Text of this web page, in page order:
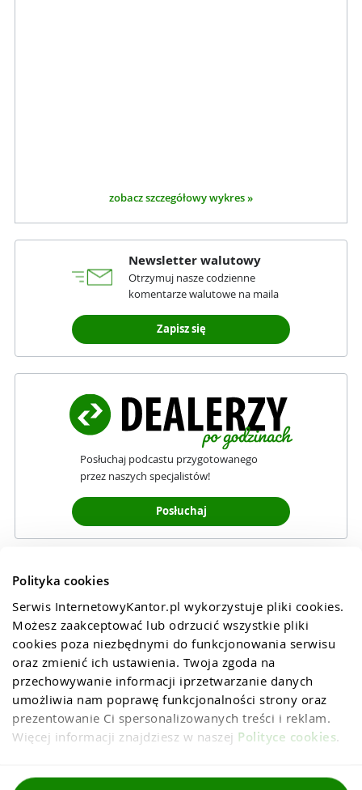
Polityka cookies
Serwis InternetowyKantor.pl wykorzystuje pliki cookies.
Możesz zaakceptować lub odrzucić wszystkie pliki
cookies poza niezbędnymi do funkcjonowania serwisu
oraz zmienić ich ustawienia. Twoja zgoda na
przechowywanie informacji iprzetwarzanie danych
umożliwia nam poprawę funkcjonalności strony oraz
prezentowanie Ci spersonalizowanych treści i reklam.
Więcej informacji znajdziesz w naszej Polityce cookies.
zobacz szczegółowy wykres »
Newsletter walutowy
Otrzymuj nasze codzienne
komentarze walutowe na maila
Zapisz się
Posłuchaj podcastu przygotowanego
przez naszych specjalistów!
Posłuchaj
Regulaminy